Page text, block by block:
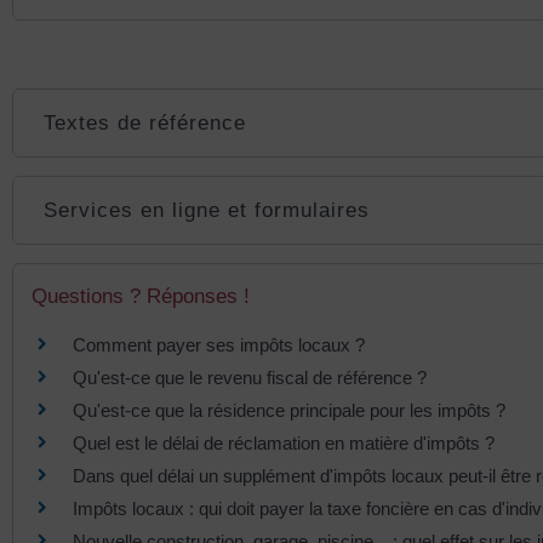
Textes de référence
Services en ligne et formulaires
Questions ? Réponses !
Comment payer ses impôts locaux ?
Qu'est-ce que le revenu fiscal de référence ?
Qu'est-ce que la résidence principale pour les impôts ?
Quel est le délai de réclamation en matière d'impôts ?
Dans quel délai un supplément d'impôts locaux peut-il être
Impôts locaux : qui doit payer la taxe foncière en cas